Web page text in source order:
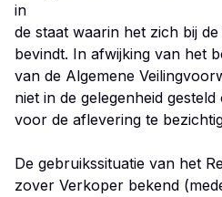
in
de staat waarin het zich bij
bevindt. In afwijking van het
van de Algemene
niet in de gelegenheid
voor de aflevering te
De gebruikssituatie van het
zover Verkoper bekend